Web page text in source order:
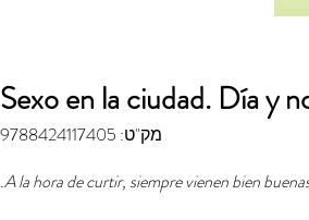
Sexo en la ciudad. Día y
מק"ט: 9788424117405
A la hora de curtir, siempre vienen bien